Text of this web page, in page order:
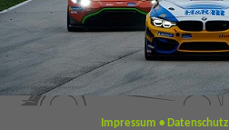
Impressum • Datenschutz